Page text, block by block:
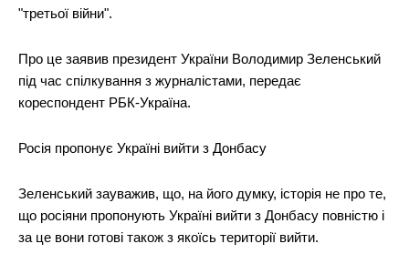
"третьої війни".
Про це заявив президент України Володимир Зеленський
під час спілкування з журналістами, передає
кореспондент РБК-Україна.
Росія пропонує Україні вийти з Донбасу
Зеленський зауважив, що, на його думку, історія не про те,
що росіяни пропонують Україні вийти з Донбасу повністю і
за це вони готові також з якоїсь території вийти.